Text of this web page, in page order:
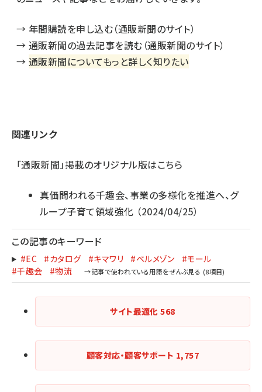
→ 年間購読を申し込む（通販新聞のサイト）
→ 通販新聞の過去記事を読む（通販新聞のサイト）
→ 通販新聞についてもっと詳しく知りたい
関連リンク
「通販新聞」掲載のオリジナル版はこちら
真価問われる千趣会、事業の多様化を推進へ、グ
ループ子育て領域強化 （2024/04/25）
この記事のキーワード
#EC #カタログ #キマワリ #ベルメゾン
#モール
#千趣会
#物流
サイト最適化568
顧客対応・顧客サポート 1,757